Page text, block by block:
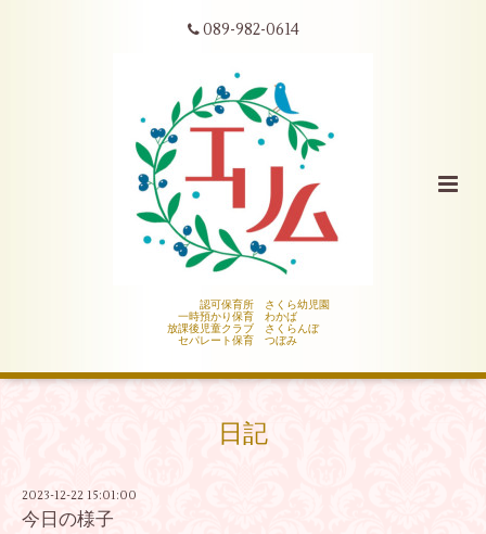
089-982-0614
認可保育所 さくら幼児園
一時預かり保育 わかば
放課後児童クラブ さくらんぼ
セパレート保育 つぼみ
日記
2023-12-22 15:01:00
今日の様子